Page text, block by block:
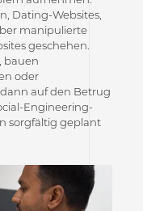
Dating-Websites,
manipulierte
geschehen.
bauen
oder
auf den Betrug
Engineering-
sorgfältig geplant